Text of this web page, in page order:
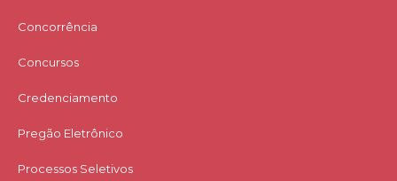
Concorrência
Concursos
Credenciamento
Pregão Eletrônico
Processos Seletivos